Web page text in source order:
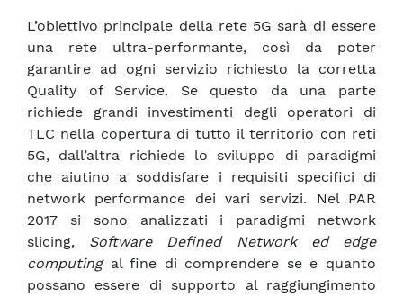
L’obiettivo principale della rete 5G sarà di essere
una rete ultra-performante, così da poter
garantire ad ogni servizio richiesto la corretta
Quality of Service. Se questo da una parte
richiede grandi investimenti degli operatori di
TLC nella copertura di tutto il territorio con reti
5G, dall’altra richiede lo sviluppo di paradigmi
che aiutino a soddisfare i requisiti specifici di
network performance dei vari servizi. Nel PAR
2017 si sono analizzati i paradigmi network
slicing, Software Defined Network ed edge
computingal fine di comprendere se e quanto
possano essere di supporto al raggiungimento